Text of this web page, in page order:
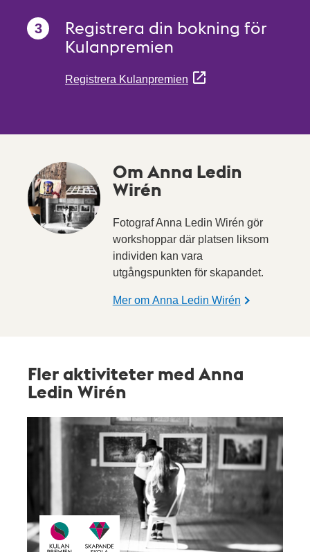
Registrera din bokning för
Kulanpremien
Registrera Kulanpremien
Om Anna Ledin
Wirén
Fotograf Anna Ledin Wirén gör
workshoppar där platsen liksom
individen kan vara
utgångspunkten för skapandet.
Mer om Anna Ledin Wirén
Fler aktiviteter med Anna
Ledin Wirén